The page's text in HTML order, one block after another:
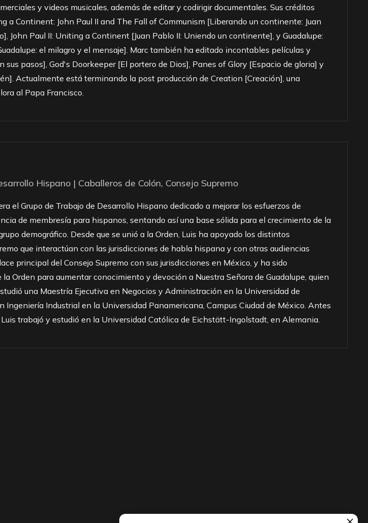
y videos musicales, además de editar y codirigir documentales. Sus créditos
a Continent: John Paul II and The Fall of Communism [Liberando un continente: Juan
John Paul II: Uniting a Continent [Juan Pablo II: Uniendo un continente], y Guadalupe:
el milagro y el mensaje]. Marc también ha editado incontables películas y
sus pasos], God's Doorkeeper [El portero de Dios], Panes of Glory [Espacio de gloria] y
Actualmente está terminando la post producción de Creation [Creación], una
al Papa Francisco.
Hispano | Caballeros de Colón, Consejo Supremo
el Grupo de Trabajo de Desarrollo Hispano dedicado a mejorar los esfuerzos de
de membresía para hispanos, sentando así una base sólida para el crecimiento de la
demográfico. Desde que se unió a la Orden, Luis ha apoyado los distintos
que interactúan con las jurisdicciones de habla hispana y con otras audiencias
principal del Consejo Supremo con sus jurisdicciones en México, y ha sido
Orden para aumentar conocimiento y devoción a Nuestra Señora de Guadalupe, quien
una Maestría Ejecutiva en Negocios y Administración en la Universidad de
Ingeniería Industrial en la Universidad Panamericana, Campus Ciudad de México. Antes
trabajó y estudió en la Universidad Católica de Eichstätt-Ingolstadt, en Alemania.